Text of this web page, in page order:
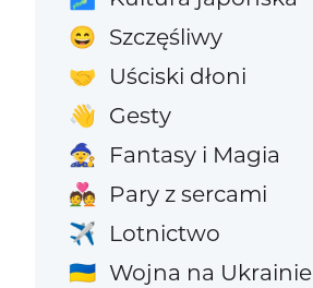
😄 Szczęśliwy
🤝 Uściski dłoni
👋 Gesty
🧙 Fantasy i Magia
💑 Pary z sercami
✈️ Lotnictwo
🇺🇦 Wojna na Ukrainie